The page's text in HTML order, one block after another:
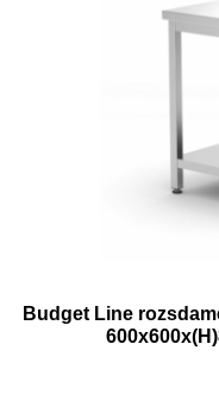
Budget Line